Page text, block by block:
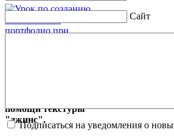
помощи текстуры
"джинс".
Сайт
Подписаться на уведомления о